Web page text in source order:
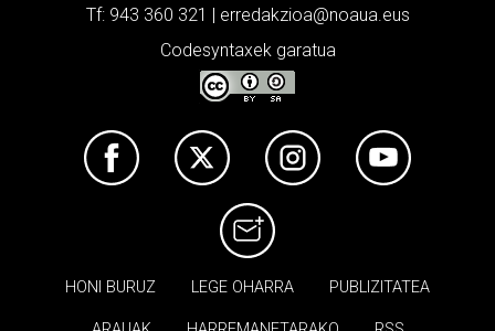
Tf: 943 360 321 | erredakzioa@noaua.eus
Codesyntaxek garatua
HONI BURUZ LEGE OHARRA PUBLIZITATEA